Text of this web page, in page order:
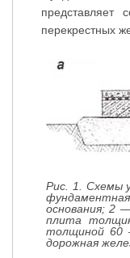
представляет
перекрестных
Рис. 1. Схемы
основания; 2
плита
толщиной 60
дорожная